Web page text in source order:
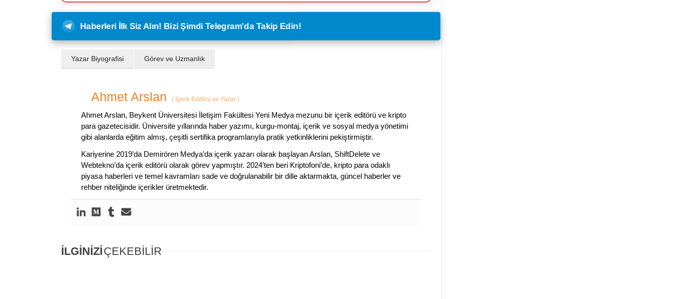
Haberleri İlk Siz Alın! Bizi Şimdi Telegram'da Takip Edin!
Yazar Biyografisi Görev ve Uzmanlık
Ahmet Arslan ( İçerik Editörü ve Yazar )
Ahmet Arslan, Beykent Üniversitesi İletişim Fakültesi Yeni Medya mezunu bir içerik editörü ve kripto
para gazetecisidir. Üniversite yıllarında haber yazımı, kurgu-montaj, içerik ve sosyal medya yönetimi
gibi alanlarda eğitim almış, çeşitli sertifika programlarıyla pratik yetkinliklerini pekiştirmiştir.
Kariyerine 2019’da Demirören Medya’da içerik yazarı olarak başlayan Arslan, ShiftDelete ve
Webtekno’da içerik editörü olarak görev yapmıştır. 2024’ten beri Kriptofoni’de, kripto para odaklı
piyasa haberleri ve temel kavramları sade ve doğrulanabilir bir dille aktarmakta, güncel haberler ve
rehber niteliğinde içerikler üretmektedir.
İLGİNİZİÇEKEBİLİR